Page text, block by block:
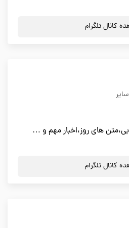
کانال تلگرام
های روز،اخبار مهم و …
کانال تلگرام